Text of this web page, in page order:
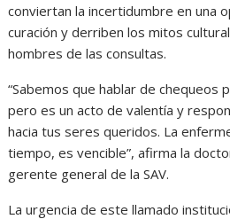
conviertan la incertidumbre en una
curación y derriben los mitos
hombres de las consultas.
“Sabemos que hablar de chequeos
pero es un acto de valentía y
hacia tus seres queridos. La
tiempo, es vencible”, afirma la
gerente general de la SAV.
La urgencia de este llamado